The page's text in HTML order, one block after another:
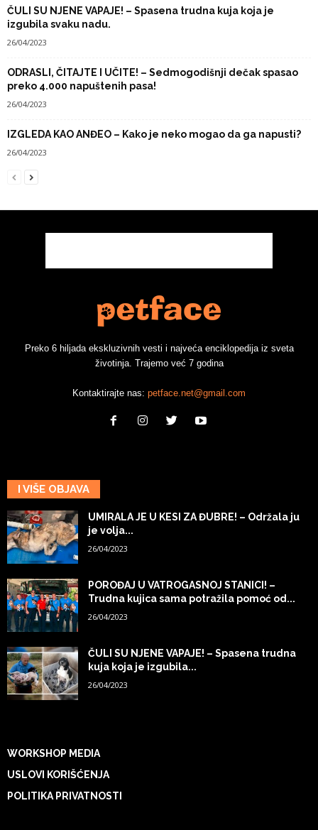
ČULI SU NJENE VAPAJE! – Spasena trudna kuja koja je
izgubila svaku nadu.
26/04/2023
ODRASLI, ČITAJTE I UČITE! – Sedmogodišnji dečak spasao
preko 4.000 napuštenih pasa!
26/04/2023
IZGLEDA KAO ANĐEO – Kako je neko mogao da ga napusti?
26/04/2023
Preko 6 hiljada ekskluzivnih vesti i najveća enciklopedija iz sveta
životinja. Trajemo već 7 godina
Kontaktirajte nas: petface.net@gmail.com
I VIŠE OBJAVA
UMIRALA JE U KESI ZA ĐUBRE! – Održala ju
je volja...
26/04/2023
POROĐAJ U VATROGASNOJ STANICI! –
Trudna kujica sama potražila pomoć od...
26/04/2023
ČULI SU NJENE VAPAJE! – Spasena trudna
kuja koja je izgubila...
26/04/2023
WORKSHOP MEDIA
USLOVI KORIŠĆENJA
POLITIKA PRIVATNOSTI